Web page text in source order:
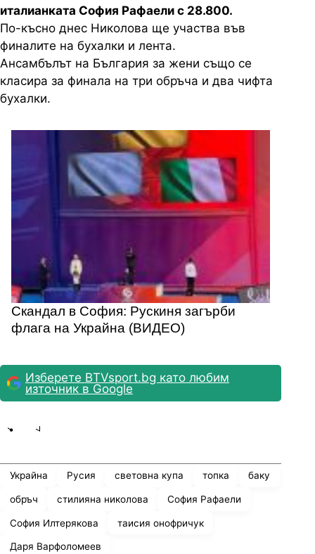
италианката София Рафаели с 28.800.
По-късно днес Николова ще участва във
финалите на бухалки и лента.
Ансамбълът на България за жени също се
класира за финала на три обръча и два чифта
бухалки.
Скандал в София: Рускиня загърби
флага на Украйна (ВИДЕО)
Изберете BTVsport.bg като любим
източник в Google
Украйна Русия световна купа топка баку
обръч стилияна николова София Рафаели
София Илтерякова таисия онофричук
Даря Варфоломеев